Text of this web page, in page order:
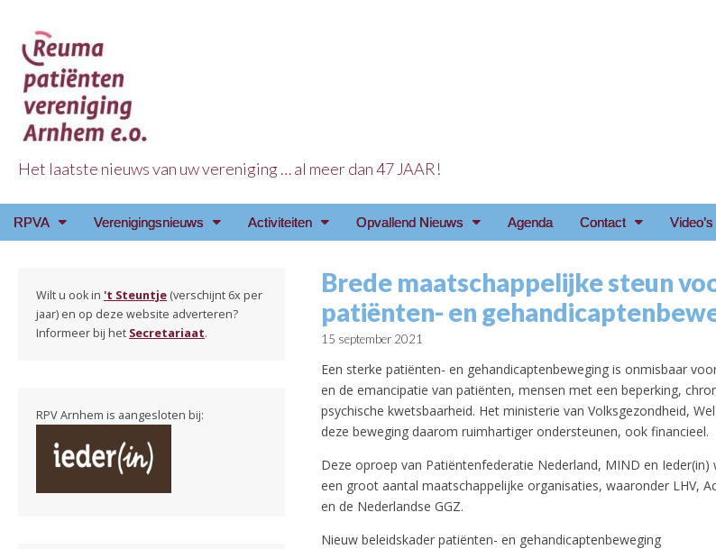
Reuma Patienten Vereniging
Het laatste nieuws van uw vereniging … al meer dan 47 JAAR!
Main
Skip
RPVA Verenigingsnieuws Activiteiten Opvallend Nieuws Agenda Contact Video’s
Brede maatschappelijke steun
patiënten- en
15 september 2021
Een sterke patiënten- en gehandicaptenbeweging is onmisbaar
en de emancipatie van patiënten, mensen met een beperking,
psychische kwetsbaarheid. Het ministerie van Volksgezondheid,
deze beweging daarom ruimhartiger ondersteunen, ook financieel.
Deze oproep van Patiëntenfederatie Nederland, MIND en
een groot aantal maatschappelijke organisaties, waaronder LHV,
en de Nederlandse GGZ.
Nieuw beleidskader patiënten- en gehandicaptenbeweging
Wilt u ook in 't Steuntje (verschijnt 6x per
jaar) en op deze website adverteren?
Informeer bij het Secretariaat.
RPV Arnhem is aangesloten bij: